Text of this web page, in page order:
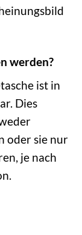
werden?
ist in
Dies
oder sie nur
je nach